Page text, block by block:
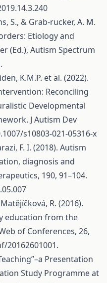
S., & Grab-rucker, A. M.
Etiology and
(Ed.), Autism Spectrum
K.M.P. et al. (2022).
Reconciling
Developmental
J Autism Dev
s10803-021-05316-x
F. I. (2018). Autism
diagnosis and
190, 91–104.
R. (2016).
education from the
of Conferences, 26,
20162601001.
Presentation
Study Programme at